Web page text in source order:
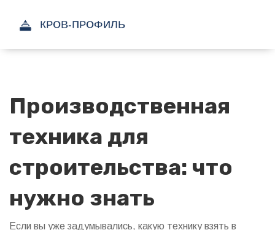
Производственная
техника для
строительства: что
нужно знать
Если вы уже задумывались, какую технику взять в